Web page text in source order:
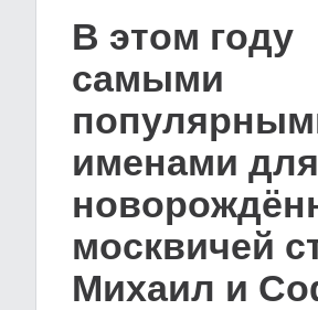
В этом году
самыми
именами для
москвичей
Михаил и